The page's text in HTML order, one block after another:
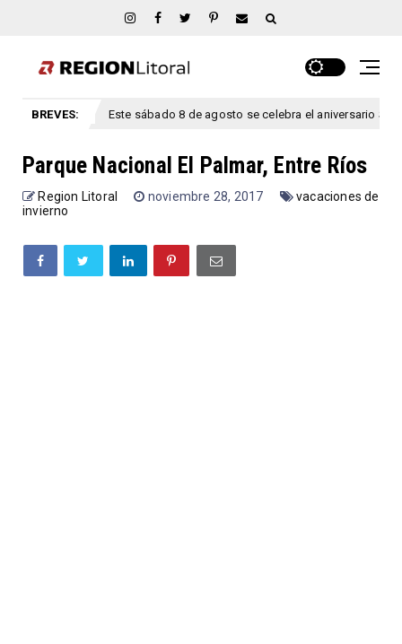
BREVES:
Este sábado 8 de agosto se celebra el aniversario San Marcial,
Parque Nacional El Palmar, Entre Ríos
Region Litoral noviembre 28, 2017
vacaciones de
invierno